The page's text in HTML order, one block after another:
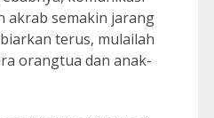
akrab semakin jarang
terus, mulailah
orangtua dan anak-